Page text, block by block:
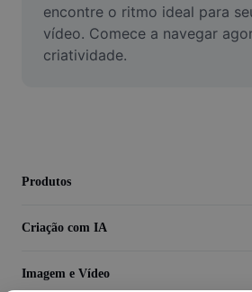
Editor de Video
Cortar Vídeo
encontre o ritmo ideal para
vídeo. Comece a navegar
criatividade.
Produtos
Criação com IA
Imagem e Vídeo